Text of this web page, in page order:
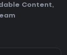
Content,